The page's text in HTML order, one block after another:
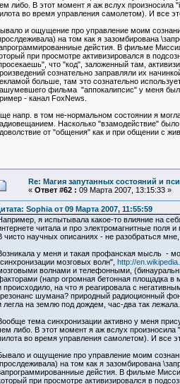
либо. В этот момент я аж вслух
во время управления самолетом). И все
и ощущение про управление моим
на том как я зазомбирована
дейстия. В фильме
при просмотре активизировался в
что "код", заложенный там,
сознательно заправляли их
больше, там это сознательно
фильма "аппокалипсис" у меня
- канал FoxNews.
напр. в том не-нормальном состоянии я
Насколько "взамодействие"
от "общения" как и при общении с
Re: Магия запутанных состояний и
« Ответ #62 : 09 Марта 2007, 13:15:33 »
Sophia от 09 Марта 2007, 11:55:59
я испытывала какое-то влияние на
читала и про электромагнитные поля
чисто научных описаниях - не разобраться
у меня и такая профанская мысль -
мозговых волн", http://
волнами и телефонными,
(напр огромная бетонная площадка в
происходило, на что я реагировала с
шумана? природный радиоционный
легла на землю под дождем, час-два так
тема синхронизации активно у меня
либо. В этот момент я аж вслух
во время управления самолетом). И все
и ощущение про управление моим
на том как я зазомбирована
дейстия. В фильме
при просмотре активизировался в